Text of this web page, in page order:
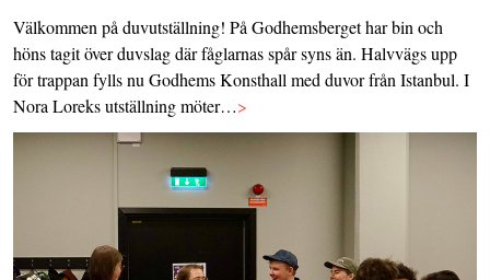
Välkommen på duvutställning! På Godhemsberget har bin och
höns tagit över duvslag där fåglarnas spår syns än. Halvvägs upp
för trappan fylls nu Godhems Konsthall med duvor från Istanbul. I
Nora Loreks utställning möter…>